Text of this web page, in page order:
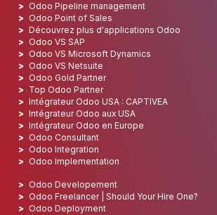
Odoo Pipeline management
Odoo Point of Sales
Découvrez plus d'applications Odoo
Odoo VS SAP
Odoo VS Microsoft Dynamics
Odoo VS Netsuite
Odoo Gold Partner
Top Odoo Partner
Intégrateur Odoo USA : CAPTIVEA
Intégrateur Odoo aux USA
Intégrateur Odoo en Europe
Odoo Consultant
Odoo Integration
Odoo Implementation
Odoo Developement
Odoo Freelancer | Should Your Hire One?
Odoo Deployment